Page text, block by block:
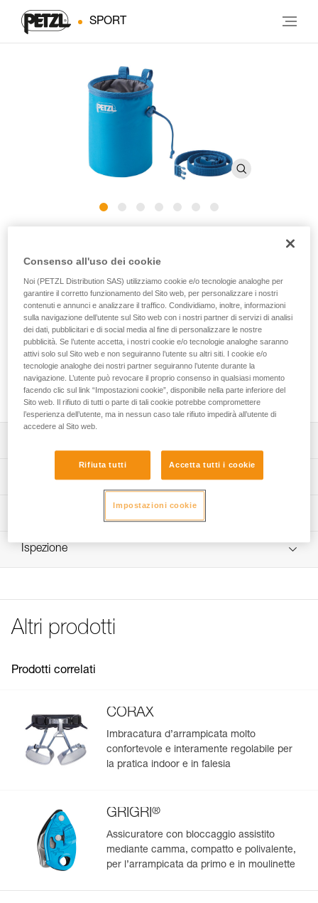
SPORT
Sacchetto portamagnesite di forma rotonda
Con la sua forma rotonda, il sacchetto portamagnesite
BANDI è progettato per favorire l’inserimento della mano. Il
suo sistema di chiusura è pratico grazie ad una chiusura
centrale tramite cordino e tanka. È dotato di un doppio porta
spazzolino in tessuto per trasportare tutti i tipi di spazzolino.
Ecompatibile, questo prodotto è fabbricato con poliestere e
poliammide riciclati al 100 %.
Sacchetto portamagnesite di forma rotonda:
- doppio porta spazzolino in tessuto per l’ottima tenuta di
- fodera cucita in fondo al sacchetto per evitarne il
portamagnesite.
Eco-progettazione: prodotto realizzato in poliestere e
poliammide riciclati al 100 %.
CHALK STRIPES, ORANGE e SAILOR STRIPES.
Specifiche tecniche
Materiali: poliestere 100 % riciclato, poliammide 100 %
Peso: 75 g
Garanzia : 3 anni
Confezione : 1
Colore(i) : JADE GREEN
Codice : S038BB02
Colore(i) : CHALK STRIPES
Garanzia : 3 anni
Confezione : 1
Garanzia : 3 anni
Confezione : 1
Codice : S038BB04
Colore(i) : SAILOR STRIPES
Garanzia : 3 anni
Informazioni tecniche
FAQ
Ispezione
Altri prodotti
Prodotti correlati
CORAX
Imbracatura d’arrampicata molto
confortevole e interamente regolabile per
la pratica indoor e in falesia
GRIGRI®
Assicuratore con bloccaggio assistito
mediante camma, compatto e polivalente,
per l’arrampicata da primo e in moulinette
Consenso all'uso dei cookie
Noi (PETZL Distribution SAS) utilizziamo cookie e/o tecnologie analoghe per
garantire il corretto funzionamento del Sito web, per personalizzare i nostri
contenuti e annunci e analizzare il traffico. Condividiamo, inoltre, informazioni
sulla navigazione dell’utente sul Sito web con i nostri partner di servizi di analisi
dei dati, pubblicitari e di social media al fine di personalizzare le nostre
pubblicità. Se l’utente accetta, i nostri cookie e/o tecnologie analoghe saranno
attivi solo sul Sito web e non seguiranno l’utente su altri siti. I cookie e/o
tecnologie analoghe dei nostri partner seguiranno l’utente durante la
navigazione. L’utente può revocare il proprio consenso in qualsiasi momento
facendo clic sul link “Impostazioni cookie”, disponibile nella parte inferiore del
Sito web. Il rifiuto di tutti o parte di tali cookie potrebbe compromettere
l’esperienza dell’utente, ma in nessun caso tale rifiuto impedirà all’utente di
accedere al Sito web.
Rifiuta tutti Accetta tutti i cookie
Impostazioni cookie